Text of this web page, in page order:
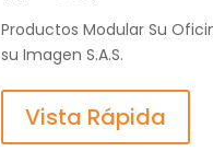
Productos Modular Su
su Imagen S.A.S.
Vista Rápida